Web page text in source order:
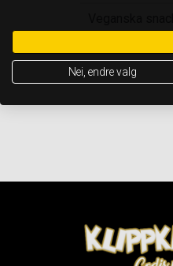
Nötter
Nei, endre valg